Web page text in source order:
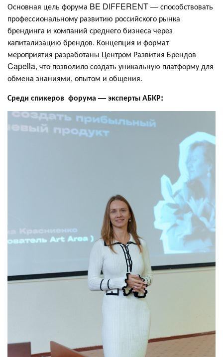
Основная цель форума BE DIFFERENT — способствовать
профессиональному развитию российского рынка
брендинга и компаний среднего бизнеса через
капитализацию брендов. Концепция и формат
мероприятия разработаны Центром Развития Брендов
Capella, что позволило создать уникальную платформу для
обмена знаниями, опытом и общения.
Среди спикеров форума — эксперты АБКР: